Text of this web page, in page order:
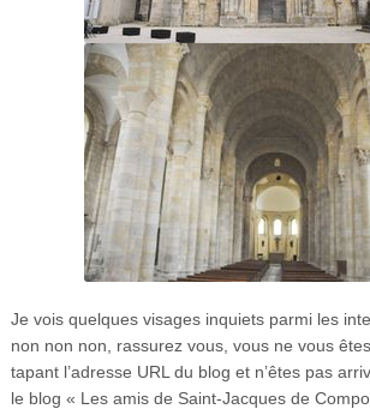
Je vois quelques visages inquiets parmi les
non non non, rassurez vous, vous ne vous
tapant l’adresse URL du blog et n’êtes pas
le blog « Les amis de Saint-Jacques de